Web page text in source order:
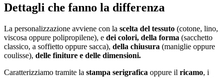
Dettagli che fanno la differenza
La personalizzazione avviene con la scelta del tessuto (cotone, lino,
viscosa oppure polipropilene), e dei colori, della forma (sacchetto
classico, a soffietto oppure sacca), della chiusura (maniglie oppure
coulisse), delle finiture e delle dimensioni.
Caratterizziamo tramite la stampa serigrafica oppure il ricamo, i